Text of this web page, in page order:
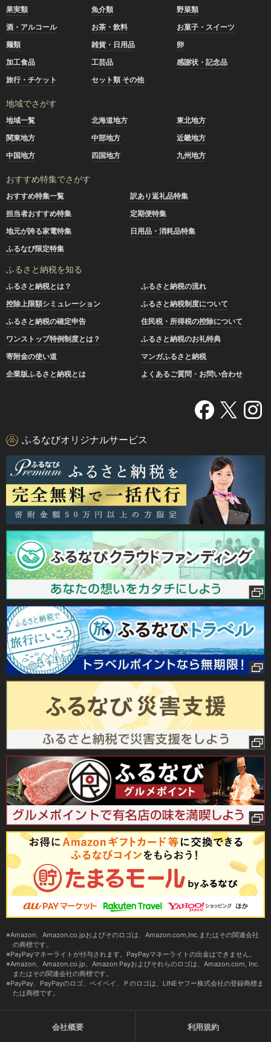
果実類
魚介類
野菜類
酒・アルコール
お茶・飲料
お菓子・スイーツ
麺類
雑貨・日用品
卵
加工食品
工芸品
感謝状・記念品
旅行・チケット
セット類 その他
地域でさがす
地域一覧 北海道地方
東北地方
関東地方
中部地方
近畿地方
中国地方
四国地方 九州地方
おすすめ特集でさがす
おすすめ特集一覧
訳あり返礼品特集
担当者おすすめ特集
定期便特集
地元が誇る家電特集
日用品・消耗品特集
ふるなび限定特集
ふるさと納税を知る
ふるさと納税とは？
ふるさと納税の流れ
控除上限額シミュレーション
ふるさと納税制度について
ふるさと納税の確定申告
住民税・所得税の控除について
ワンストップ特例制度とは？
ふるさと納税のお礼特典
寄附金の使い道
マンガふるさと納税
企業版ふるさと納税とは
よくあるご質問・お問い合わせ
ふるなびオリジナルサービス
Amazon、Amazon.co.jpおよびそのロゴは、Amazon.com,Inc.またはその関連会社
の商標です。
PayPayマネーライトが付与されます。PayPayマネーライトの出金はできません。
Amazon、Amazon.co.jp、Amazon Payおよびそれらのロゴは、Amazon.com, Inc.
またはその関連会社の商標です。
PayPay、PayPayのロゴ、ペイペイ、Ｐのロゴは、LINEヤフー株式会社の登録商標ま
たは商標です。
会社概要 利用規約